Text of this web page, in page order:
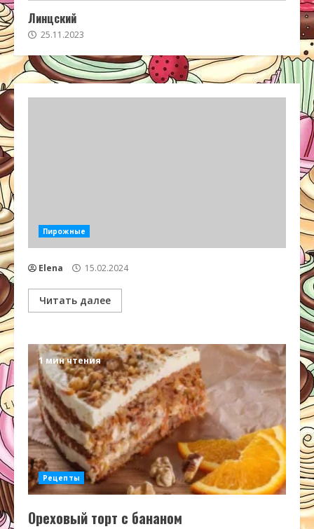
Линцский
25.11.2023
Пирожные
Elena 15.02.2024
Читать далее
1 мин чтения
Рецепты
Ореховый торт с бананом